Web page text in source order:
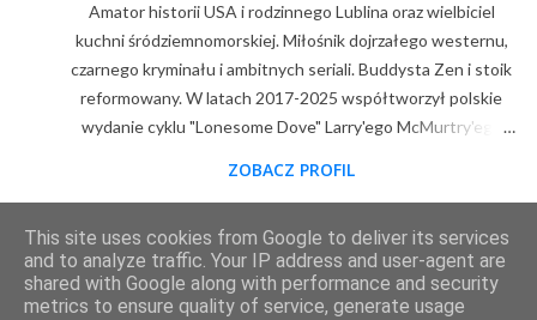
Amator historii USA i rodzinnego Lublina oraz wielbiciel
kuchni śródziemnomorskiej. Miłośnik dojrzałego westernu,
czarnego kryminału i ambitnych seriali. Buddysta Zen i stoik
reformowany. W latach 2017-2025 współtworzył polskie
wydanie cyklu "Lonesome Dove" Larry'ego McMurtry'ego
ZOBACZ PROFIL
Obsługiwane przez usługę Blogger
2011-2025 © content & design by Michał Stanek. Kopiowanie materiałów wyłącznie za
This site uses cookies from Google to deliver its services
and to analyze traffic. Your IP address and user-agent are
shared with Google along with performance and security
metrics to ensure quality of service, generate usage